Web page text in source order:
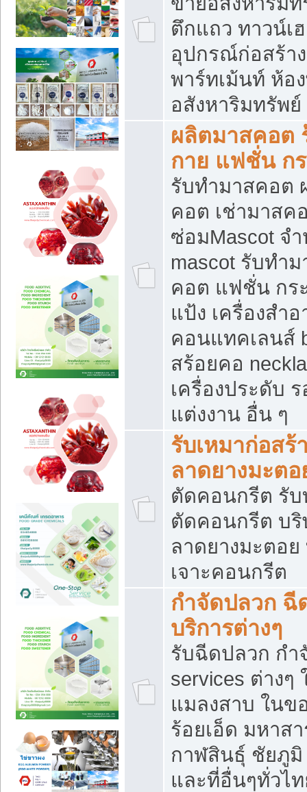
ตึกแถว ทาวน์เ
อุปกรณ์ก่อสร้า
พาร์ทเม้นท์ ห้อ
อสังหาริมทรัพ
ผลิตมาสคอต
กาย แฟชั่น กร
รับทำมาสคอต
คอต เช่ามาสค
ซ่อมMascot จ
mascot รับทำ
คอต แฟชั่น กระ
แป้ง เครื่องสำ
คอนแทคเลนส์
สร้อยคอ
เครื่องประดับ ร
แต่งงาน อื่น ๆ
รับเหมาก่อส
ลาดยางมะต
ตัดคอนกรีต รับ
ตัดคอนกรีต บริ
ลาดยางมะตอ
เจาะคอนกรีต
กำจัดปลวก ฉี
บริการต่างๆ
รับฉีดปลวก กำ
services ต่าง
แมลงสาบ ใน
ร้อยเอ็ด มหาส
กาฬสินธุ์ ชัยภู
และที่อื่นๆทั่วไ